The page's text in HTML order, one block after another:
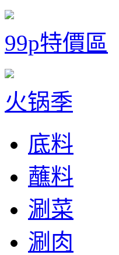
99p特價區
火锅季
底料
蘸料
涮菜
涮肉